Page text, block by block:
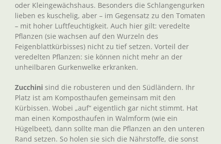
oder Kleingewächshaus. Besonders die Schlangengurken
lieben es kuschelig, aber – im Gegensatz zu den Tomaten
– mit hoher Luftfeuchtigkeit. Auch hier gilt: veredelte
Pflanzen (sie wachsen auf den Wurzeln des
Feigenblattkürbisses) nicht zu tief setzen. Vorteil der
veredelten Pflanzen: sie können nicht mehr an der
unheilbaren Gurkenwelke erkranken.
Zucchini sind die robusteren und den Südländern. Ihr
Platz ist am Komposthaufen gemeinsam mit den
Kürbissen. Wobei „auf“ eigentlich gar nicht stimmt. Hat
man einen Komposthaufen in Walmform (wie ein
Hügelbeet), dann sollte man die Pflanzen an den unteren
Rand setzen. So holen sie sich die Nährstoffe, die sonst